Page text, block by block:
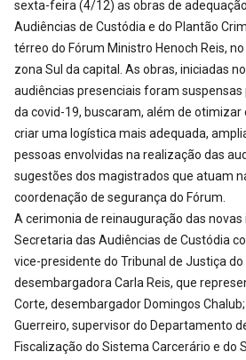
sexta-feira (4/12) as obras de
Audiências de Custódia e do Plantão
térreo do Fórum Ministro Henoch Reis,
zona Sul da capital. As obras, iniciadas
audiências presenciais foram
da covid-19, buscaram, além de otimizar
criar uma logística mais adequada,
pessoas envolvidas na realização das
sugestões dos magistrados que atuam
coordenação de segurança do Fórum.
A cerimonia de reinauguração das novas
Secretaria das Audiências de Custódia
vice-presidente do Tribunal de Justiça
desembargadora Carla Reis, que
Corte, desembargador Domingos
Guerreiro, supervisor do Departamento
Fiscalização do Sistema Carcerário e do